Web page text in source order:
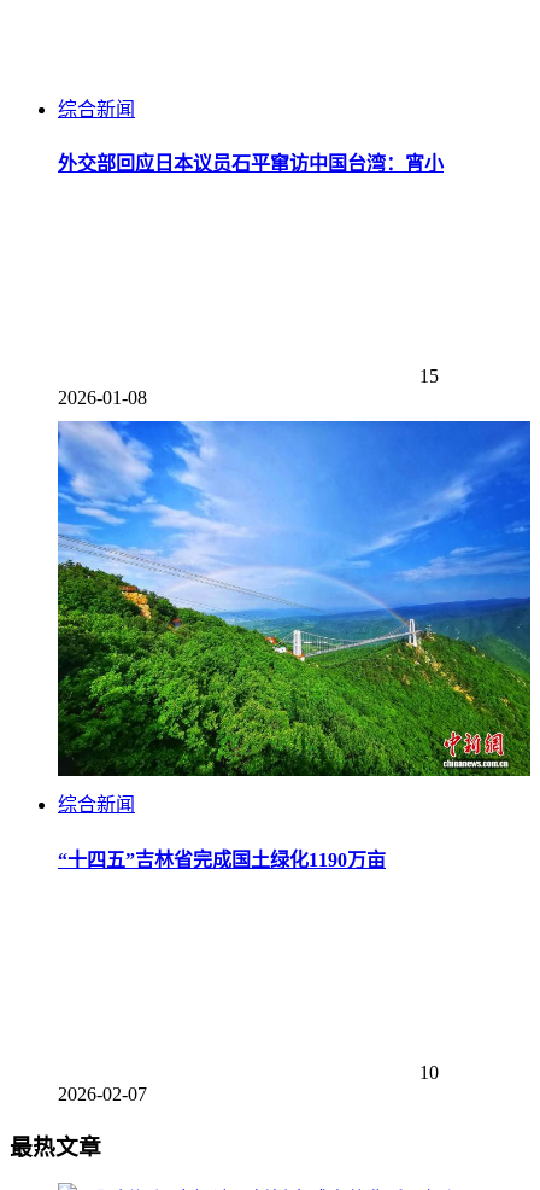
综合新闻
外交部回应日本议员石平窜访中国台湾：宵小
15
2026-01-08
综合新闻
“十四五”吉林省完成国土绿化1190万亩
10
2026-02-07
最热文章